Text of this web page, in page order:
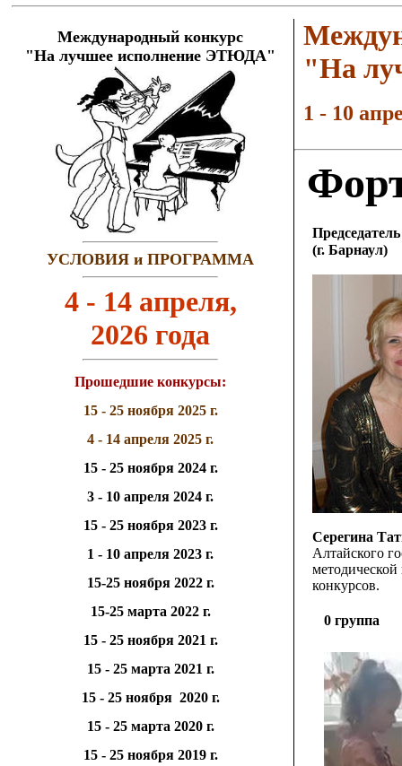
Международный конкурс
"На лучшее исполнение ЭТЮДА"
УСЛОВИЯ и ПРОГРАММА
4 - 14 апреля,
2026 года
Прошедшие конкурсы:
15 - 25 ноября 2025 г.
4 - 14 апреля 2025 г.
15 - 25 ноября 2024 г.
3 - 10 апреля 2024 г.
15 - 25 ноября 2023 г.
1 - 10 апреля 2023 г.
15-25 ноября 2022 г.
15-25 марта 2022 г.
15 - 25 ноября 2021 г.
15 - 25 марта 2021 г.
15 - 25 ноября 2020 г.
15 - 25 марта 2020 г.
15 - 25 ноября 2019 г.
"На
1 - 10
(г. Барнаул)
Серегина
Алтайского
конкурсов.
0 группа